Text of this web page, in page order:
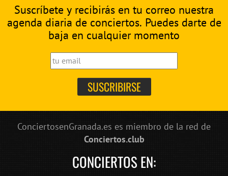
Suscríbete y recibirás en tu correo nuestra
agenda diaria de conciertos. Puedes darte de
baja en cualquier momento
ConciertosenGranada.es es miembro de la red de
Conciertos.club
CONCIERTOS EN: